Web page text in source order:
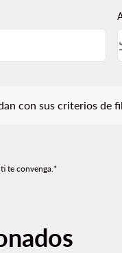
con sus criterios de
te convenga.*